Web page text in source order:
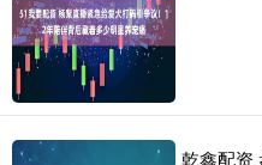
乾鑫配资